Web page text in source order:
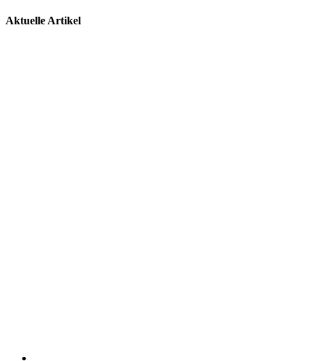
Aktuelle Artikel